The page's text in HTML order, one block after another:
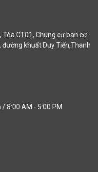
Tòa CT01, Chung cư ban cơ
đường khuất Duy Tiến,Thanh
/ 8:00 AM - 5:00 PM